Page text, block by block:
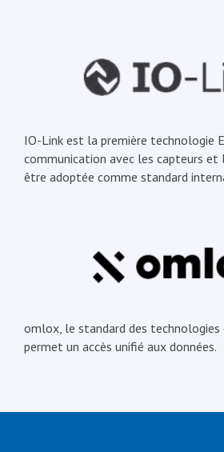
IO-Link est la première technologie
communication avec les capteurs et
être adoptée comme standard
omlox, le standard des
permet un accès unifié aux données.